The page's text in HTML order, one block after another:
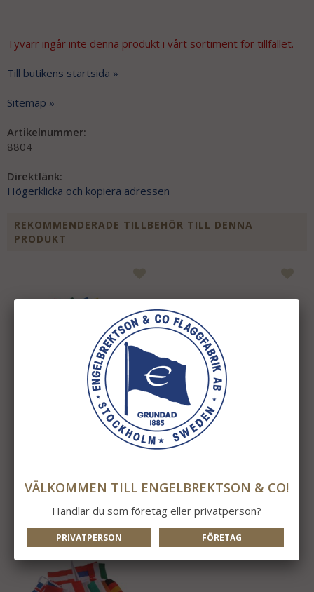
Tyvärr ingår inte denna produkt i vårt sortiment för tillfället.
Till butikens startsida »
Sitemap »
Artikelnummer:
8804
Direktlänk:
Högerklicka och kopiera adressen
REKOMMENDERADE TILLBEHÖR TILL DENNA
PRODUKT
Flaggspel 24 Nationer
Flaggspel Sverige 9m
VÄLKOMMEN TILL ENGELBREKTSON & CO!
Handlar du som företag eller privatperson?
PRIVATPERSON FÖRETAG